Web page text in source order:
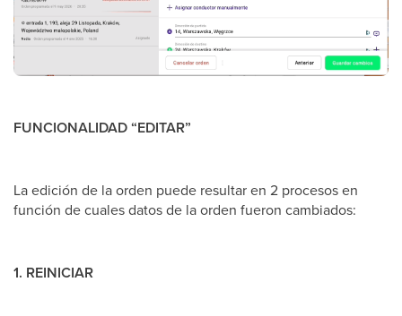
FUNCIONALIDAD “EDITAR”
La edición de la orden puede resultar en 2 procesos en
función de cuales datos de la orden fueron cambiados:
1. REINICIAR